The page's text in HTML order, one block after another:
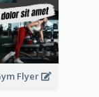
Flyer